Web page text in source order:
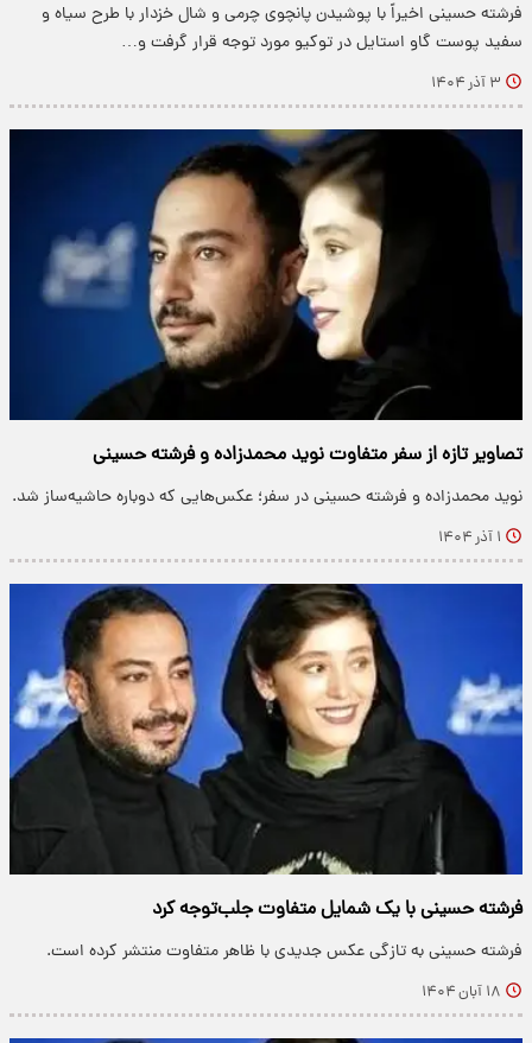
فرشته حسینی اخیراً با پوشیدن پانچوی چرمی و شال خزدار با طرح سیاه و
سفید پوست گاو استایل در توکیو مورد توجه قرار گرفت و…
۳ آذر ۱۴۰۴
تصاویر تازه از سفر متفاوت نوید محمدزاده و فرشته حسینی
نوید محمدزاده و فرشته حسینی در سفر؛ عکس‌هایی که دوباره حاشیه‌ساز شد.
۱ آذر ۱۴۰۴
فرشته حسینی با یک شمایل متفاوت جلب‌توجه کرد
فرشته حسینی به تازگی عکس جدیدی با ظاهر متفاوت منتشر کرده است.
۱۸ آبان ۱۴۰۴